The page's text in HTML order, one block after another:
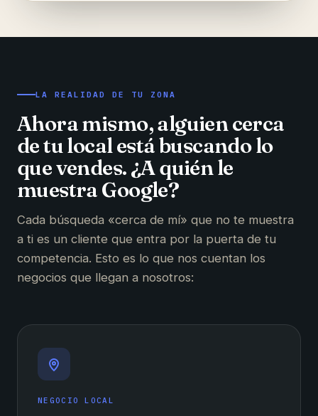
LA REALIDAD DE TU ZONA
Ahora mismo, alguien cerca
de tu local está buscando lo
que vendes. ¿A quién le
muestra Google?
Cada búsqueda «cerca de mí» que no te muestra
a ti es un cliente que entra por la puerta de tu
competencia. Esto es lo que nos cuentan los
negocios que llegan a nosotros:
NEGOCIO LOCAL